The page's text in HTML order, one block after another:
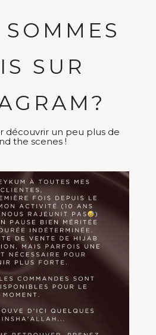
SUR
découvrir un peu plus de
the scenes !